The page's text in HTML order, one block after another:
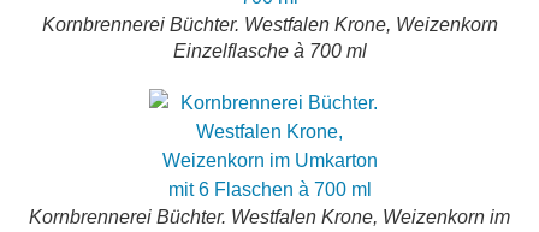
Kornbrennerei Büchter. Westfalen Krone, Weizenkorn
Einzelflasche à 700 ml
Kornbrennerei Büchter. Westfalen Krone, Weizenkorn im